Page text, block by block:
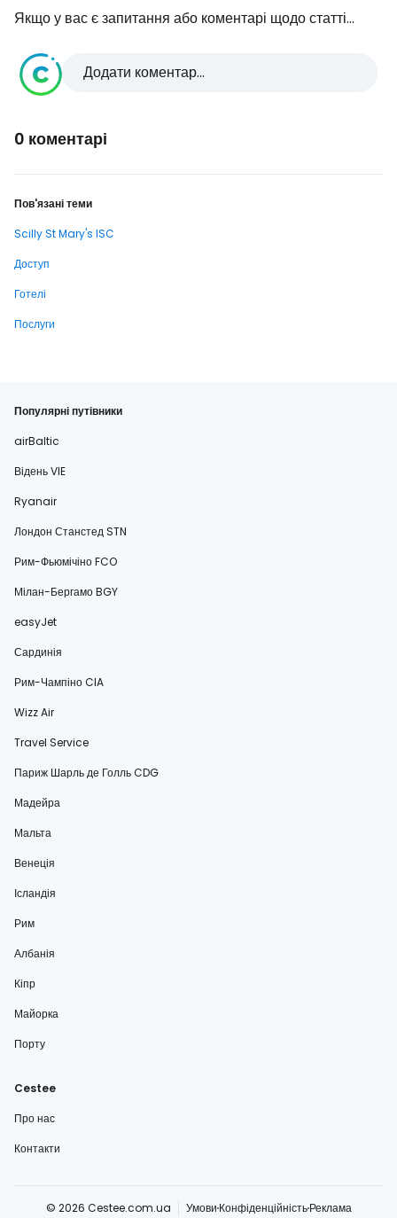
Якщо у вас є запитання або коментарі щодо статті...
Додати коментар...
0 коментарі
Пов'язані теми
Scilly St Mary's ISC
Доступ
Готелі
Послуги
Популярні путівники
airBaltic
Відень VIE
Ryanair
Лондон Станстед STN
Рим-Фьюмічіно FCO
Мілан-Бергамо BGY
easyJet
Сардинія
Рим-Чампіно CIA
Wizz Air
Travel Service
Париж Шарль де Голль CDG
Мадейра
Мальта
Венеція
Ісландія
Рим
Албанія
Кіпр
Майорка
Порту
Cestee
Про нас
Контакти
© 2026 Cestee.com.ua УмовиКонфіденційністьРеклама